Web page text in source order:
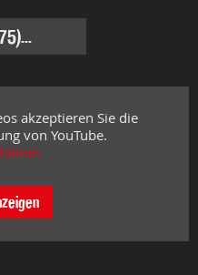
akzeptieren Sie die
von YouTube.